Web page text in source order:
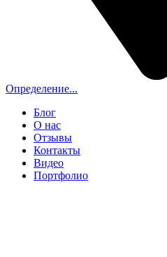
Определение...
Блог
О нас
Отзывы
Контакты
Видео
Портфолио